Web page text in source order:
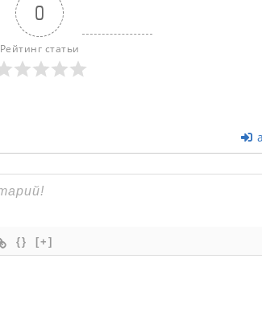
0
Рейтинг статьи
{} [+]